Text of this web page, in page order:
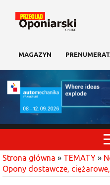
MAGAZYN
Strona główna » TEMATY »
Opony dostawcze,